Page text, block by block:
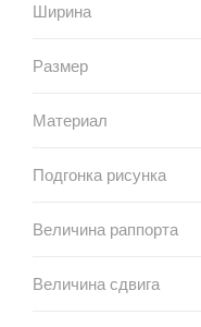
Ширина
Размер
Материал
Подгонка рисунка
Величина раппорта
Величина сдвига